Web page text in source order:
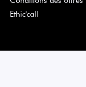
Ethic'call